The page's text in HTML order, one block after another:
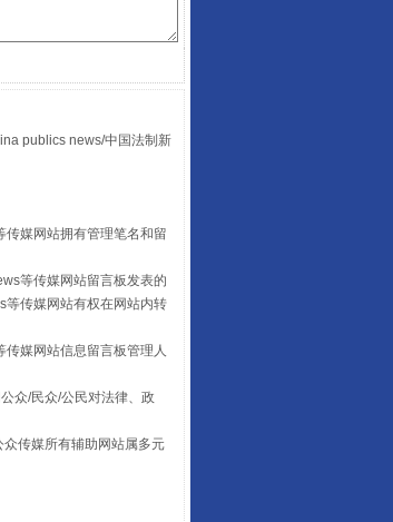
publics news/中国法制新
媒网站拥有管理笔名和留
等传媒网站留言板发表的
传媒网站有权在网站内转
媒网站信息留言板管理人
众/民众/公民对法律、政
传媒所有辅助网站属多元